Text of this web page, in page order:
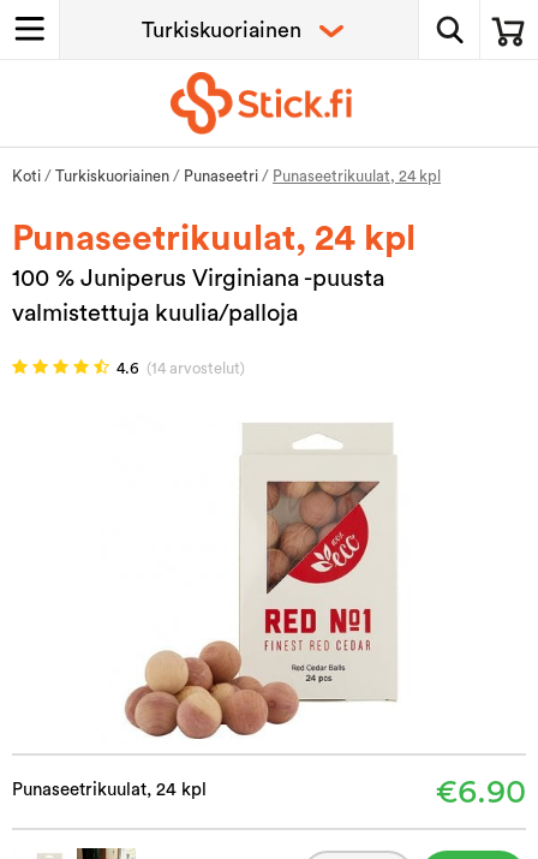
Koti / Turkiskuoriainen / Punaseetri / Punaseetrikuulat, 24 kpl
Punaseetrikuulat, 24 kpl
100 % Juniperus Virginiana -puusta
valmistettuja kuulia/palloja
4.6 (14 arvostelut)
Punaseetrikuulat, 24 kpl €6.90